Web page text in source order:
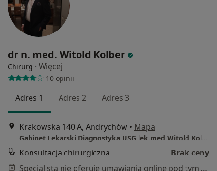
dr n. med. Witold Kolber
Chirurg · Więcej
10 opinii
Adres 1 Adres 2 Adres 3
Krakowska 140 A, Andrychów • Mapa
Gabinet Lekarski Diagnostyka USG lek.med Witold Kolber Specjalista Chirurg
Konsultacja chirurgiczna
Brak ceny
Specjalista nie oferuje umawiania online pod tym adresem.